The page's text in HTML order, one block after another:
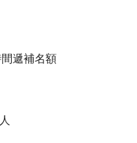
遞補名額